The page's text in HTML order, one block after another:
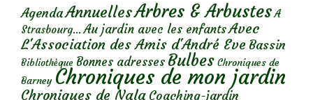
AgendaAnnuellesArbres & Arbustes A
Strasbourg... Au jardin avec les enfantsAvec
L'Association des Amis d'André Eve Bassin
Bibliothèque Bonnes adresses Bulbes Chroniques de
Barney Chroniques de mon jardin
Chroniques de Nala Coaching-jardin